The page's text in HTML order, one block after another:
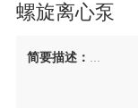
螺旋离心泵
简要描述：